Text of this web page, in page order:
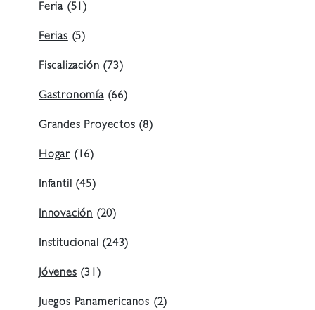
Feria (51)
Ferias(5)
Fiscalización(73)
Gastronomía(66)
Grandes Proyectos(8)
Hogar (16)
Infantil(45)
Innovación (20)
Institucional(243)
Jóvenes(31)
Juegos Panamericanos (2)